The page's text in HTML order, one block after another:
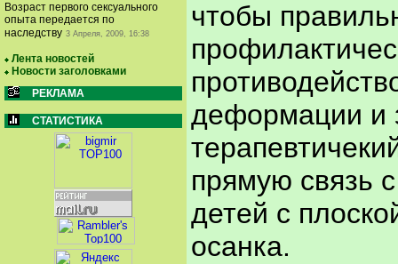
Возраст первого сексуального
опыта передается по
наследству 3 Апреля, 2009, 16:38
Лента новостей
Новости заголовками
РЕКЛАМА
СТАТИСТИКА
чтобы
деформации и
прямую связь
детей с
осанка.